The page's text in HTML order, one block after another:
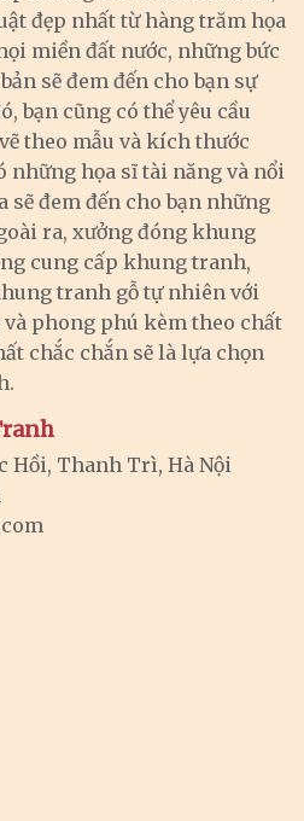
đẹp nhất từ hàng trăm họa
miền đất nước, những bức
sẽ đem đến cho bạn sự
bạn cũng có thể yêu cầu
theo mẫu và kích thước
những họa sĩ tài năng và nổi
đem đến cho bạn những
ra, xưởng đóng khung
cung cấp khung tranh,
tranh gỗ tự nhiên với
và phong phú kèm theo chất
chắc chắn sẽ là lựa chọn
Hồi, Thanh Trì, Hà Nội